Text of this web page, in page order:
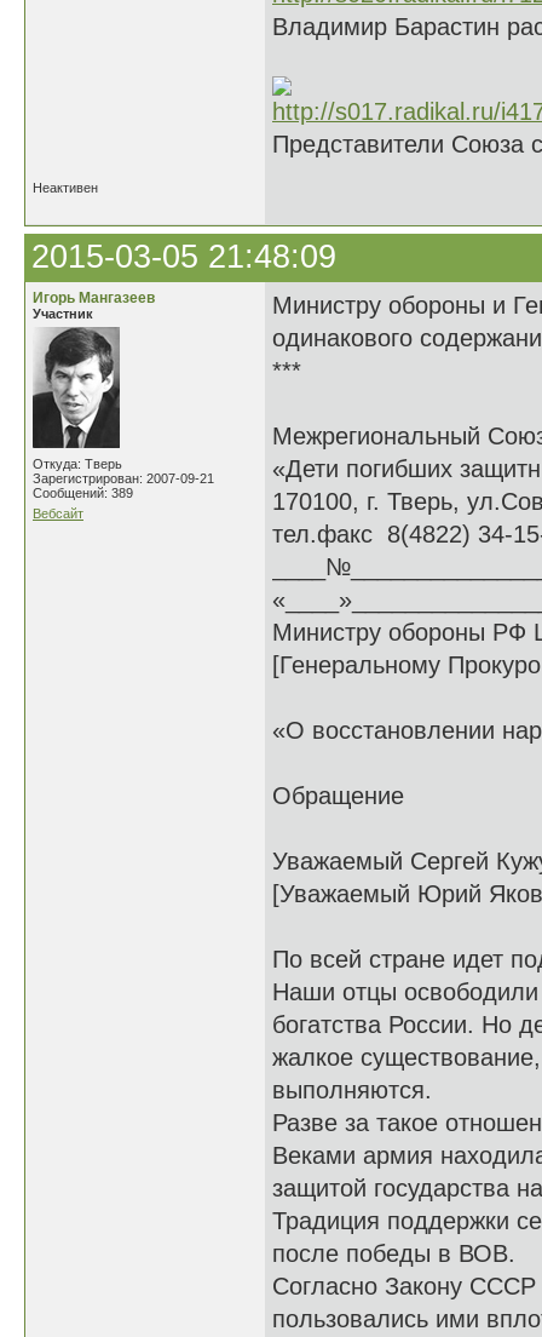
Владимир Барастин
Представители Союза
Неактивен
2015-03-05 21:48:09
Игорь Мангазеев
Участник
Откуда: Тверь
Зарегистрирован: 2007-09-21
Сообщений: 389
Вебсайт
Министру обороны и
одинакового
***
Межрегиональный
«Дети погибших
170100, г. Тверь,
тел.факс 8(4822) 34-
Министру обороны РФ
[Генеральному
«О восстановлении
Обращение
Уважаемый Сергей
[Уважаемый Юрий
По всей стране идет
Наши отцы
богатства России. Но
жалкое
выполняются.
Разве за такое
Веками армия
защитой государства
Традиция поддержки
после победы в ВОВ.
Согласно Закону СССР
пользовались ими